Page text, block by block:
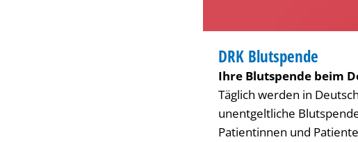
KATEGORIE: BLUTSPENDE
DRK Blutspende
Ihre Blutspende beim
Täglich werden in
unentgeltliche
Patientinnen und